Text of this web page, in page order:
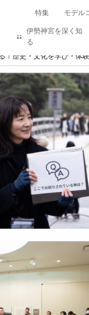
特集 モデル
伊勢神宮を深く知
る
！歴史・文化を学び・体